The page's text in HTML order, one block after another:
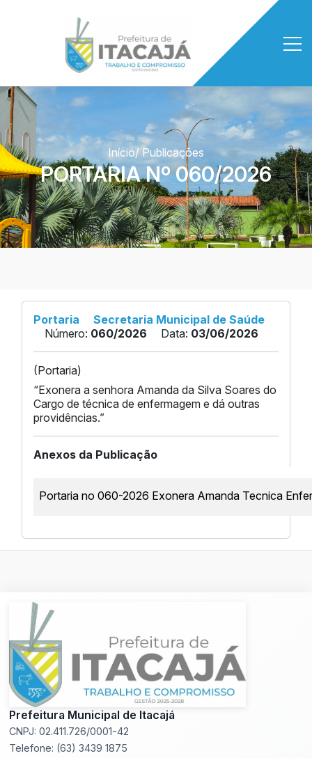
Início/ Publicações
PORTARIA Nº 060/2026
Portaria
Secretaria Municipal de Saúde
Número: 060/2026 Data: 03/06/2026
(Portaria)
“Exonera a senhora Amanda da Silva Soares do
Cargo de técnica de enfermagem e dá outras
providências.”
Anexos da Publicação
Portaria no 060-2026 Exonera Amanda Tecnica
Prefeitura Municipal de Itacajá
CNPJ: 02.411.726/0001-42
Telefone: (63) 3439 1875